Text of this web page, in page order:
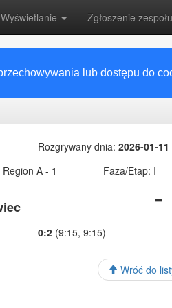
lub dostępu do
Wyświetlanie Zgłoszenie zespołu
Rozgrywany dnia:2026-01-11
A - 1 Faza/Etap: I
0:2 (9:15, 9:15)
Wróć do